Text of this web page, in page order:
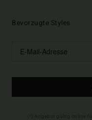
Bevorzugte Styles